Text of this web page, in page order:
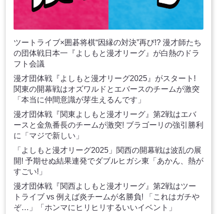
ツートライブ×囲碁将棋“因縁の対決”再び!? 漫才師たち
の団体戦日本一『よしもと漫才リーグ』が白熱のドラ
フト会議
漫才団体戦『よしもと漫才リーグ2025』がスタート!
関東の開幕戦はオズワルドとエバースのチームが激突
「本当に仲間意識が芽生えるんです」
漫才団体戦『関東よしもと漫才リーグ』第2戦はエバ
ースと金魚番長のチームが激突! ブラゴーリの強引勝利
に「マジで新しい」
「よしもと漫才リーグ2025」関西の開幕戦は波乱の展
開! 予期せぬ結果連発でダブルヒガシ東「あかん、熱が
すごい!」
漫才団体戦『関西よしもと漫才リーグ』第2戦はツー
トライブ vs 例えば炎チームが名勝負! 「これはガチや
ぞ…」「ホンマにヒリヒリするいいイベント」